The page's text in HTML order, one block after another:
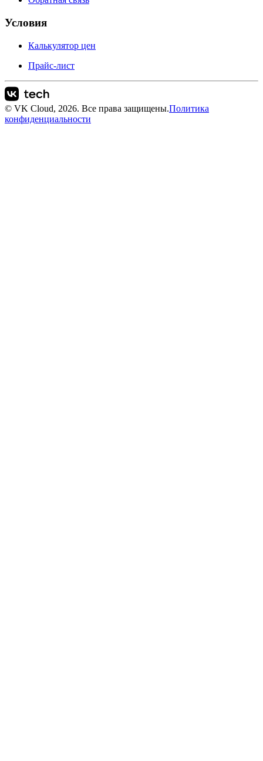
Условия
Калькулятор цен
Прайс-лист
© VK Cloud, 2026. Все права защищены.Политика
конфиденциальности